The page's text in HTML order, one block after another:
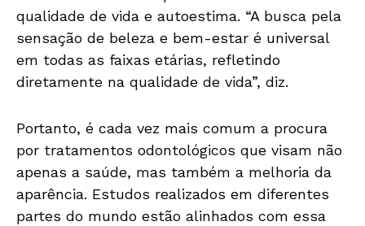
qualidade de vida e autoestima. “A busca pela
sensação de beleza e bem-estar é universal
em todas as faixas etárias, refletindo
diretamente na qualidade de vida”, diz.
Portanto, é cada vez mais comum a procura
por tratamentos odontológicos que visam não
apenas a saúde, mas também a melhoria da
aparência. Estudos realizados em diferentes
partes do mundo estão alinhados com essa